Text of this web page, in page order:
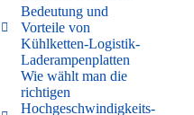
Bedeutung und
Vorteile von
Kühlketten-Logistik-
Laderampenplatten
Wie wählt man die
richtigen
Hochgeschwindigkeits-